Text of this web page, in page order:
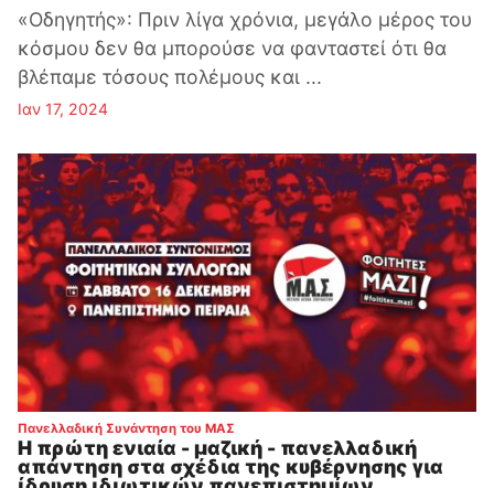
«Οδηγητής»: Πριν λίγα χρόνια, μεγάλο μέρος του
κόσμου δεν θα μπορούσε να φανταστεί ότι θα
βλέπαμε τόσους πολέμους και ...
Ιαν 17, 2024
Πανελλαδική Συνάντηση του ΜΑΣ
Η πρώτη ενιαία - μαζική - πανελλαδική
απάντηση στα σχέδια της κυβέρνησης για